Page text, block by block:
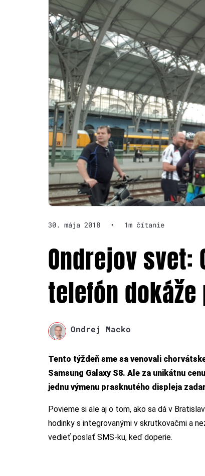
30. mája 2018 • 1m čítanie
Ondrejov svet:
telefón
Ondrej Macko
Tento týždeň sme sa venovali
Samsung Galaxy S8. Ale za unikátnu
jednu výmenu prasknutého displeja
Povieme si ale aj o tom, ako sa dá v
hodinky s integrovanými v skrutkovačmi a
vedieť poslať SMS-ku, keď doperie.